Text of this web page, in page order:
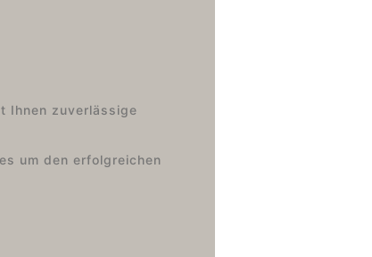
Ihnen zuverlässige
um den erfolgreichen